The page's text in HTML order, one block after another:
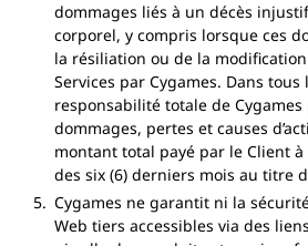
dommages liés à un décès
corporel, y compris lorsque ces
la résiliation ou de la
Services par Cygames. Dans tous
responsabilité totale de Cygames
dommages, pertes et causes
montant total payé par le Client à
des six (6) derniers mois au titre
Cygames ne garantit ni la
Web tiers accessibles via des